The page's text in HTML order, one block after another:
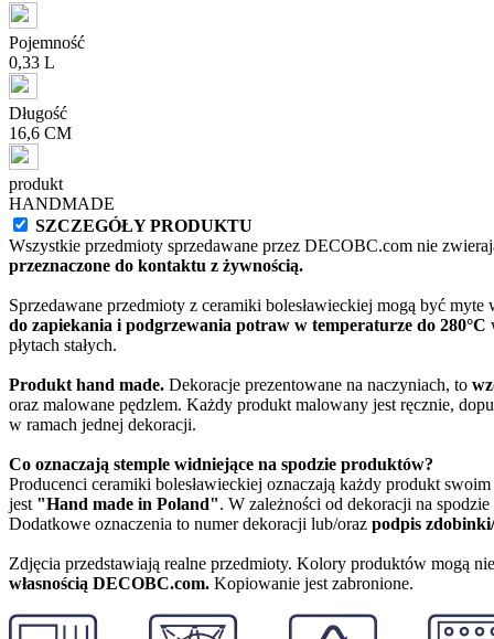
Pojemność
0,33 L
Długość
16,6 CM
produkt
HANDMADE
SZCZEGÓŁY PRODUKTU
Wszystkie przedmioty sprzedawane przez DECOBC.com nie
przeznaczone do kontaktu z żywnością.
Sprzedawane przedmioty z ceramiki bolesławieckiej mogą być
do zapiekania i podgrzewania potraw w temperaturze do 280°C
płytach stałych.
Produkt hand made. Dekoracje prezentowane na naczyniach, to
oraz malowane pędzlem. Każdy produkt malowany jest ręcznie,
w ramach jednej dekoracji.
Co oznaczają stemple widniejące na spodzie produktów?
Producenci ceramiki bolesławieckiej oznaczają każdy produkt swoim
jest "Hand made in Poland". W zależności od dekoracji na
Dodatkowe oznaczenia to numer dekoracji lub/oraz podpis
Zdjęcia przedstawiają realne przedmioty. Kolory produktów mogą
własnością DECOBC.com. Kopiowanie jest zabronione.